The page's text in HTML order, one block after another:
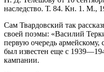
наследство. Т. 84. Кн. 1. М.,
Сам Твардовский так
своей поэмы: «Василий
первую очередь армейскому,
был известен еще с
кампании.